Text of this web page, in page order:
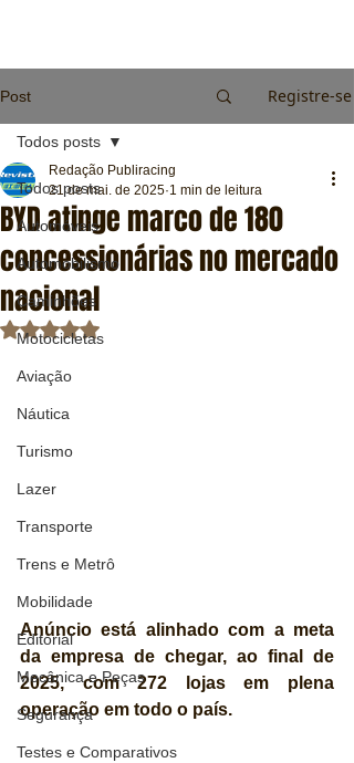
Post Registre-se
Todos posts
Automóveis
Automobilismo
Caminhões
Motocicletas
Aviação
Náutica
Turismo
Lazer
Transporte
Trens e Metrô
Mobilidade
Editorial
Mecânica e Peças
Segurança
Testes e Comparativos
Todos posts
BYD atinge marco de 180
concessionárias no mercado
nacional
Redação Publiracing
21 de mai. de 2025 1 min de leitura
Avaliado com NaN de 5 estrelas.
Anúncio está alinhado com a meta
da empresa de chegar, ao final de
2025, com 272 lojas em plena
operação em todo o país.